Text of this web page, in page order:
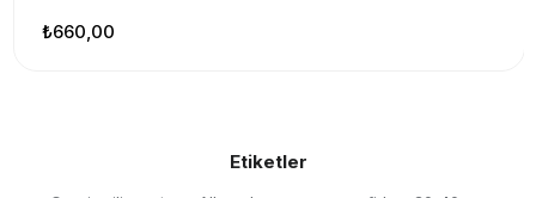
₺660,00
Etiketler